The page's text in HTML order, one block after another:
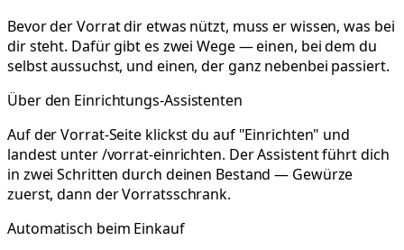
Bevor der Vorrat dir etwas nützt, muss er wissen, was bei
dir steht. Dafür gibt es zwei Wege — einen, bei dem du
selbst aussuchst, und einen, der ganz nebenbei passiert.
Über den Einrichtungs-Assistenten
Auf der Vorrat-Seite klickst du auf "Einrichten" und
landest unter /vorrat-einrichten. Der Assistent führt dich
in zwei Schritten durch deinen Bestand — Gewürze
zuerst, dann der Vorratsschrank.
Automatisch beim Einkauf